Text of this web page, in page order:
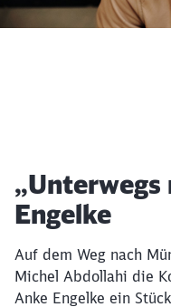
Artikel:
„Unterwegs
Engelke
Auf dem Weg nach
Michel Abdollahi die
Anke Engelke ein